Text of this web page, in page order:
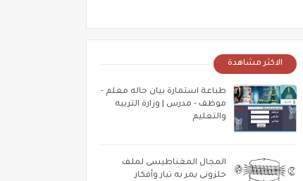
الاكثر مشاهدة
طباعة استمارة بيان حاله معلم -
موظف - مدرس | وزارة التربيه
والتعليم
المجال المغناطيسى لملف
حلزونى يمر به تيار وأفكار